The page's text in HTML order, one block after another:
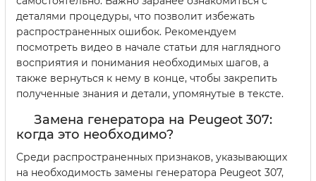
деталями процедуры, что позволит избежать
распространенных ошибок. Рекомендуем
посмотреть видео в начале статьи для наглядного
восприятия и понимания необходимых шагов, а
также вернуться к нему в конце, чтобы закрепить
полученные знания и детали, упомянутые в тексте.
Замена генератора на Peugeot 307:
когда это необходимо?
Среди распространенных признаков, указывающих
на необходимость замены генератора Peugeot 307,